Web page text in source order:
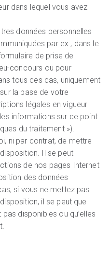
dans lequel vous avez
données personnelles
par ex., dans le
de prise de
concours ou pour
tous ces cas, uniquement
la base de votre
légales en vigueur
informations sur ce point
du traitement »).
ni par contrat, de mettre
Il se peut
de nos pages Internet
des données
si vous ne mettez pas
il se peut que
disponibles ou qu’elles